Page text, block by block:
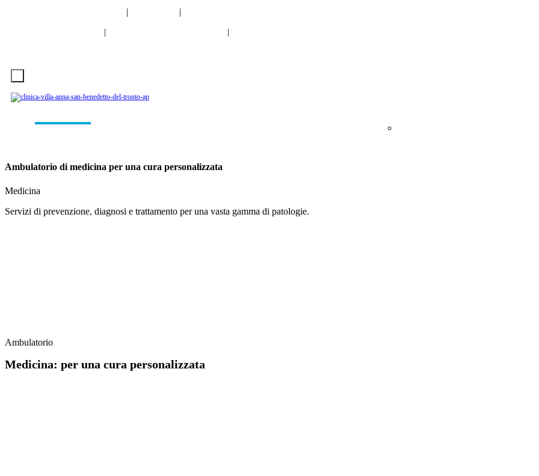
| |
| |
Ambulatorio di medicina per una cura personalizzata
Medicina
Servizi di prevenzione, diagnosi e trattamento per una vasta gamma di patologie.
Ambulatorio
Medicina: per una cura personalizzata